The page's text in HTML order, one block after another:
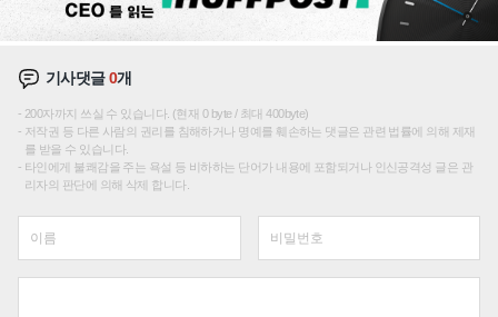
기사댓글0개
200자까지 쓰실 수 있습니다. (현재 0 byte / 최대 400byte)
저작권 등 다른 사람의 권리를 침해하거나 명예를 훼손하는 댓글은 관련 법률에 의해 제재
를 받을 수 있습니다.
타인에게 불쾌감을 주는 욕설 등 비하하는 단어가 내용에 포함되거나 인신공격성 글은 관
리자의 판단에 의해 삭제 합니다.